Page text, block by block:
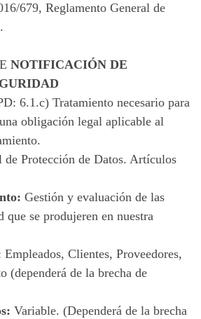
679, Reglamento General de
NOTIFICACIÓN DE
6.1.c) Tratamiento necesario para
obligación legal aplicable al
de Protección de Datos. Artículos
Gestión y evaluación de las
que se produjeren en nuestra
Empleados, Clientes, Proveedores,
(dependerá de la brecha de
Variable. (Dependerá de la brecha